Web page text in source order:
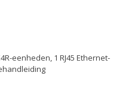
eenheden, 1 RJ45 Ethernet-